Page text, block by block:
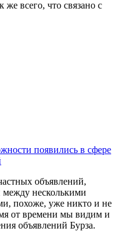
же всего, что связано с
появились в сфере
объявлений,
между несколькими
похоже, уже никто и не
от времени мы видим и
объявлений Бурза.